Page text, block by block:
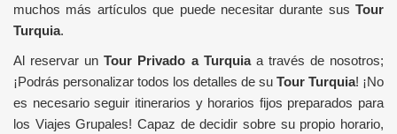
muchos más artículos que puede necesitar durante sus Tour
Turquia.
Al reservar unTour Privado a Turquiaa través de nosotros;
¡Podrás personalizar todos los detalles de su Tour Turquia! ¡No
es necesario seguir itinerarios y horarios fijos preparados para
los Viajes Grupales! Capaz de decidir sobre su propio horario,